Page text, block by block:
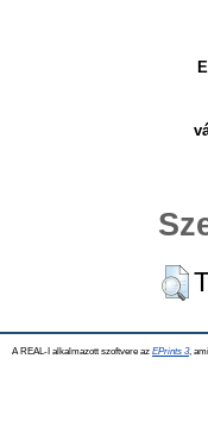
A REAL-I alkalmazott szoftvere az EPrints 3,